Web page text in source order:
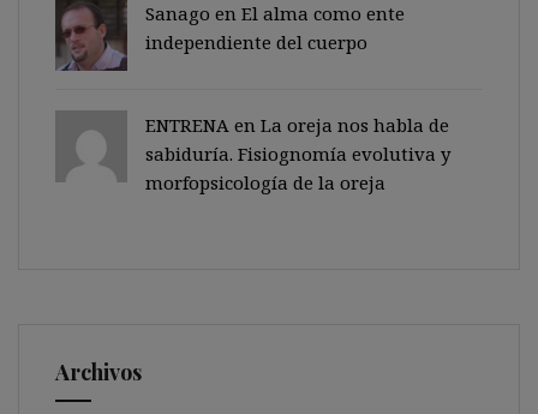
Sanago en El alma como ente
independiente del cuerpo
ENTRENA en La oreja nos habla de
sabiduría. Fisiognomía evolutiva y
morfopsicología de la oreja
Archivos